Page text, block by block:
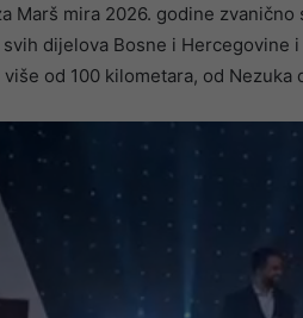
Marš mira 2026. godine
dijelova Bosne i Hercegovine
od 100 kilometara, od Nezuka